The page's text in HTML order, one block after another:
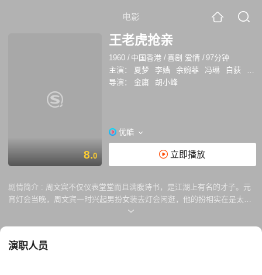
电影
8.0
王老虎抢亲
1960 / 中国香港 /喜剧 爱情 /97分钟
主演：
夏梦 李嫱 余婉菲 冯琳 白荻
洪虹
导演：
金庸 胡小峰
优酷
立即播放
剧情简介 : 周文宾不仅仪表堂堂而且满腹诗书，是江湖上有名的才子。元
宵灯会当晚，周文宾一时兴起男扮女装去灯会闲逛，他的扮相实在是太过
于天衣无缝了，就连他最好的朋友都没能识破他的男儿身。王天豹仗着家
里，王天豹将周文宾安置在妹妹的房间之中，一夜过去，这两人之间竟然
演职人员